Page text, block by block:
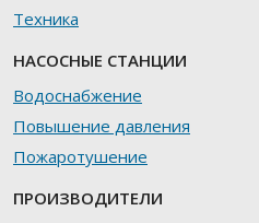
Техника
НАСОСНЫЕ СТАНЦИИ
Водоснабжение
Повышение давления
Пожаротушение
ПРОИЗВОДИТЕЛИ